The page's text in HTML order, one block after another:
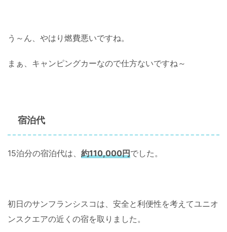
う～ん、やはり燃費悪いですね。
まぁ、キャンピングカーなので仕方ないですね～
宿泊代
15泊分の宿泊代は、 約110,000円でした。
初日のサンフランシスコは、安全と利便性を考えてユニオ
ンスクエアの近くの宿を取りました。